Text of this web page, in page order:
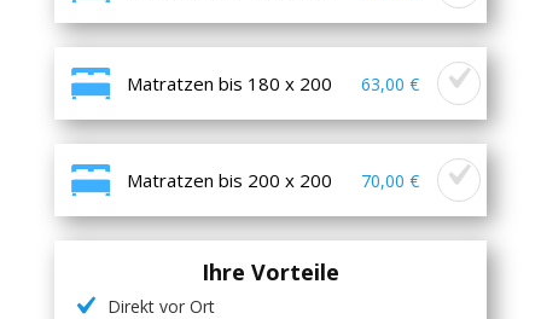
Matratzen bis 180 x 200 63,00 €
Matratzen bis 200 x 200 70,00 €
Ihre Vorteile
Direkt vor Ort